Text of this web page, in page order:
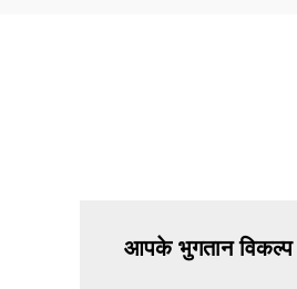
आपके भुगतान विकल्प